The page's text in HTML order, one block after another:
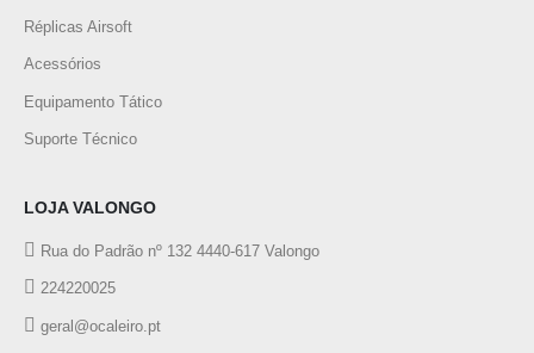
Réplicas Airsoft
Acessórios
Equipamento Tático
Suporte Técnico
LOJA VALONGO
Rua do Padrão nº 132 4440-617 Valongo
224220025
geral@ocaleiro.pt